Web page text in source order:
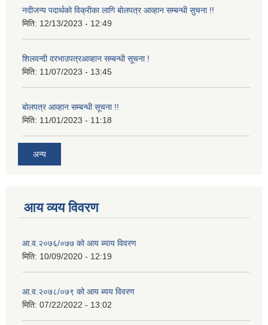
नदीजन्य पदार्थको विक्रीका लागि बोलपत्र आव्हान सम्बन्धी सुचना !!
मिति: 12/13/2023 - 12:49
शिलवन्दी दरभाउपत्रआव्हान सम्बन्धी सूचना !
मिति: 11/07/2023 - 13:45
बोलपत्र आव्हान सम्बन्धी सूचना !!
मिति: 11/01/2023 - 11:18
अन्य
आय व्यय विवरण
आ.व.२०७६/०७७ को आय ब्याय विवरण
मिति: 10/09/2020 - 12:19
आ.व.२०७८/०७९ को आय ब्यय विवरण
मिति: 07/22/2022 - 13:02